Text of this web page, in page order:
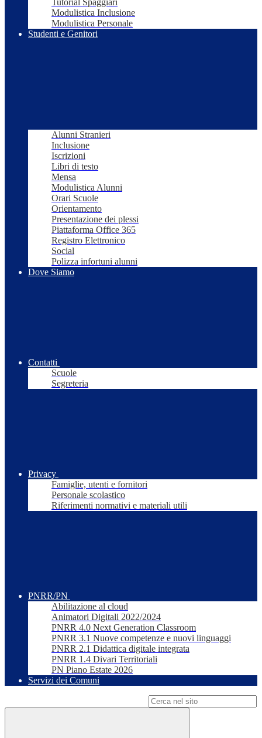
Tutorial Spaggiari
Modulistica Inclusione
Modulistica Personale
Studenti e Genitori
Alunni Stranieri
Inclusione
Iscrizioni
Libri di testo
Mensa
Modulistica Alunni
Orari Scuole
Orientamento
Presentazione dei plessi
Piattaforma Office 365
Registro Elettronico
Social
Polizza infortuni alunni
Dove Siamo
Contatti
Scuole
Segreteria
Privacy
Famiglie, utenti e fornitori
Personale scolastico
Riferimenti normativi e materiali utili
PNRR/PN
Abilitazione al cloud
Animatori Digitali 2022/2024
PNRR 4.0 Next Generation Classroom
PNRR 3.1 Nuove competenze e nuovi linguaggi
PNRR 2.1 Didattica digitale integrata
PNRR 1.4 Divari Territoriali
PN Piano Estate 2026
Servizi dei Comuni